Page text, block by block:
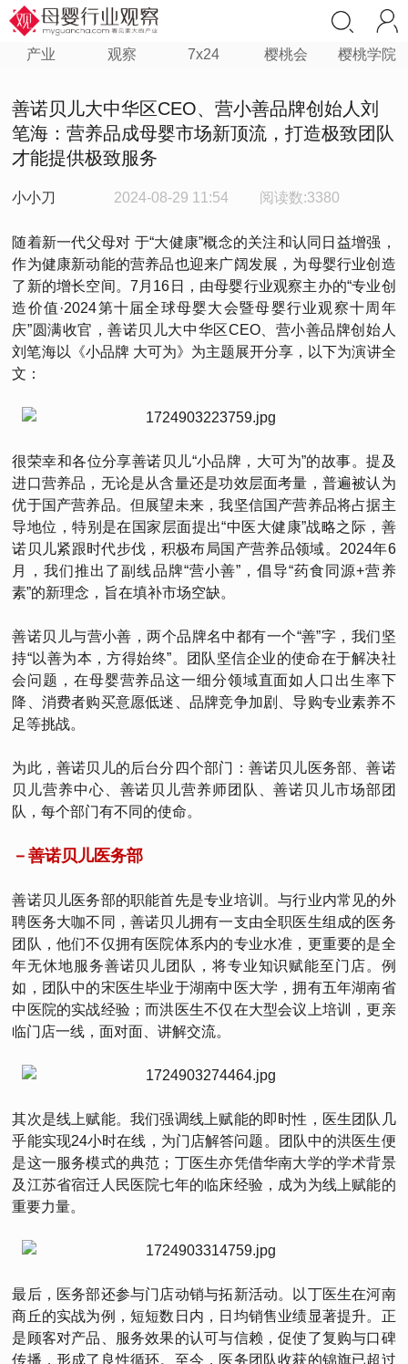
产业 观察 7x24 樱桃会 樱桃学院
善诺贝儿大中华区CEO、营小善品牌创始人刘
笔海：营养品成母婴市场新顶流，打造极致团队
才能提供极致服务
小小刀 2024-08-29 11:54 阅读数:3380
随着新一代父母对 于“大健康”概念的关注和认同日益增强，
作为健康新动能的营养品也迎来广阔发展，为母婴行业创造
了新的增长空间。7月16日，由母婴行业观察主办的“专业创
造价值·2024第十届全球母婴大会暨母婴行业观察十周年
庆”圆满收官，善诺贝儿大中华区CEO、营小善品牌创始人
刘笔海以《小品牌 大可为》为主题展开分享，以下为演讲全
文：
很荣幸和各位分享善诺贝儿“小品牌，大可为”的故事。提及
进口营养品，无论是从含量还是功效层面考量，普遍被认为
优于国产营养品。但展望未来，我坚信国产营养品将占据主
导地位，特别是在国家层面提出“中医大健康”战略之际，善
诺贝儿紧跟时代步伐，积极布局国产营养品领域。2024年6
月，我们推出了副线品牌“营小善”，倡导“药食同源+营养
素”的新理念，旨在填补市场空缺。
善诺贝儿与营小善，两个品牌名中都有一个“善”字，我们坚
持“以善为本，方得始终”。团队坚信企业的使命在于解决社
会问题，在母婴营养品这一细分领域直面如人口出生率下
降、消费者购买意愿低迷、品牌竞争加剧、导购专业素养不
足等挑战。
为此，善诺贝儿的后台分四个部门：善诺贝儿医务部、善诺
贝儿营养中心、善诺贝儿营养师团队、善诺贝儿市场部团
队，每个部门有不同的使命。
－善诺贝儿医务部
善诺贝儿医务部的职能首先是专业培训。与行业内常见的外
聘医务大咖不同，善诺贝儿拥有一支由全职医生组成的医务
团队，他们不仅拥有医院体系内的专业水准，更重要的是全
年无休地服务善诺贝儿团队，将专业知识赋能至门店。例
如，团队中的宋医生毕业于湖南中医大学，拥有五年湖南省
中医院的实战经验；而洪医生不仅在大型会议上培训，更亲
临门店一线，面对面、讲解交流。
其次是线上赋能。我们强调线上赋能的即时性，医生团队几
乎能实现24小时在线，为门店解答问题。团队中的洪医生便
是这一服务模式的典范；丁医生亦凭借华南大学的学术背景
及江苏省宿迁人民医院七年的临床经验，成为为线上赋能的
重要力量。
最后，医务部还参与门店动销与拓新活动。以丁医生在河南
商丘的实战为例，短短数日内，日均销售业绩显著提升。正
是顾客对产品、服务效果的认可与信赖，促使了复购与口碑
传播，形成了良性循环。至今，医务团队收获的锦旗已超过